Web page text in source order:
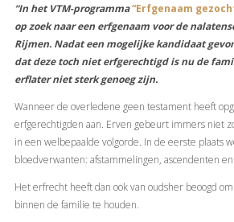
“In het VTM-programma“Erfgenaam
op zoek naar een erfgenaam voor de
Rijmen. Nadat een mogelijke kandidaat
dat deze toch niet erfgerechtigd is nu de
erflater niet sterk genoeg zijn.
Wanneer de overledene geen testament heeft
erfgerechtigden aan. Erven gebeurt immers niet
in een welbepaalde volgorde. In de eerste plaats
bloedverwanten: afstammelingen, ascendenten
Het erfrecht heeft dan ook van oudsher beoogd
binnen de familie te houden.